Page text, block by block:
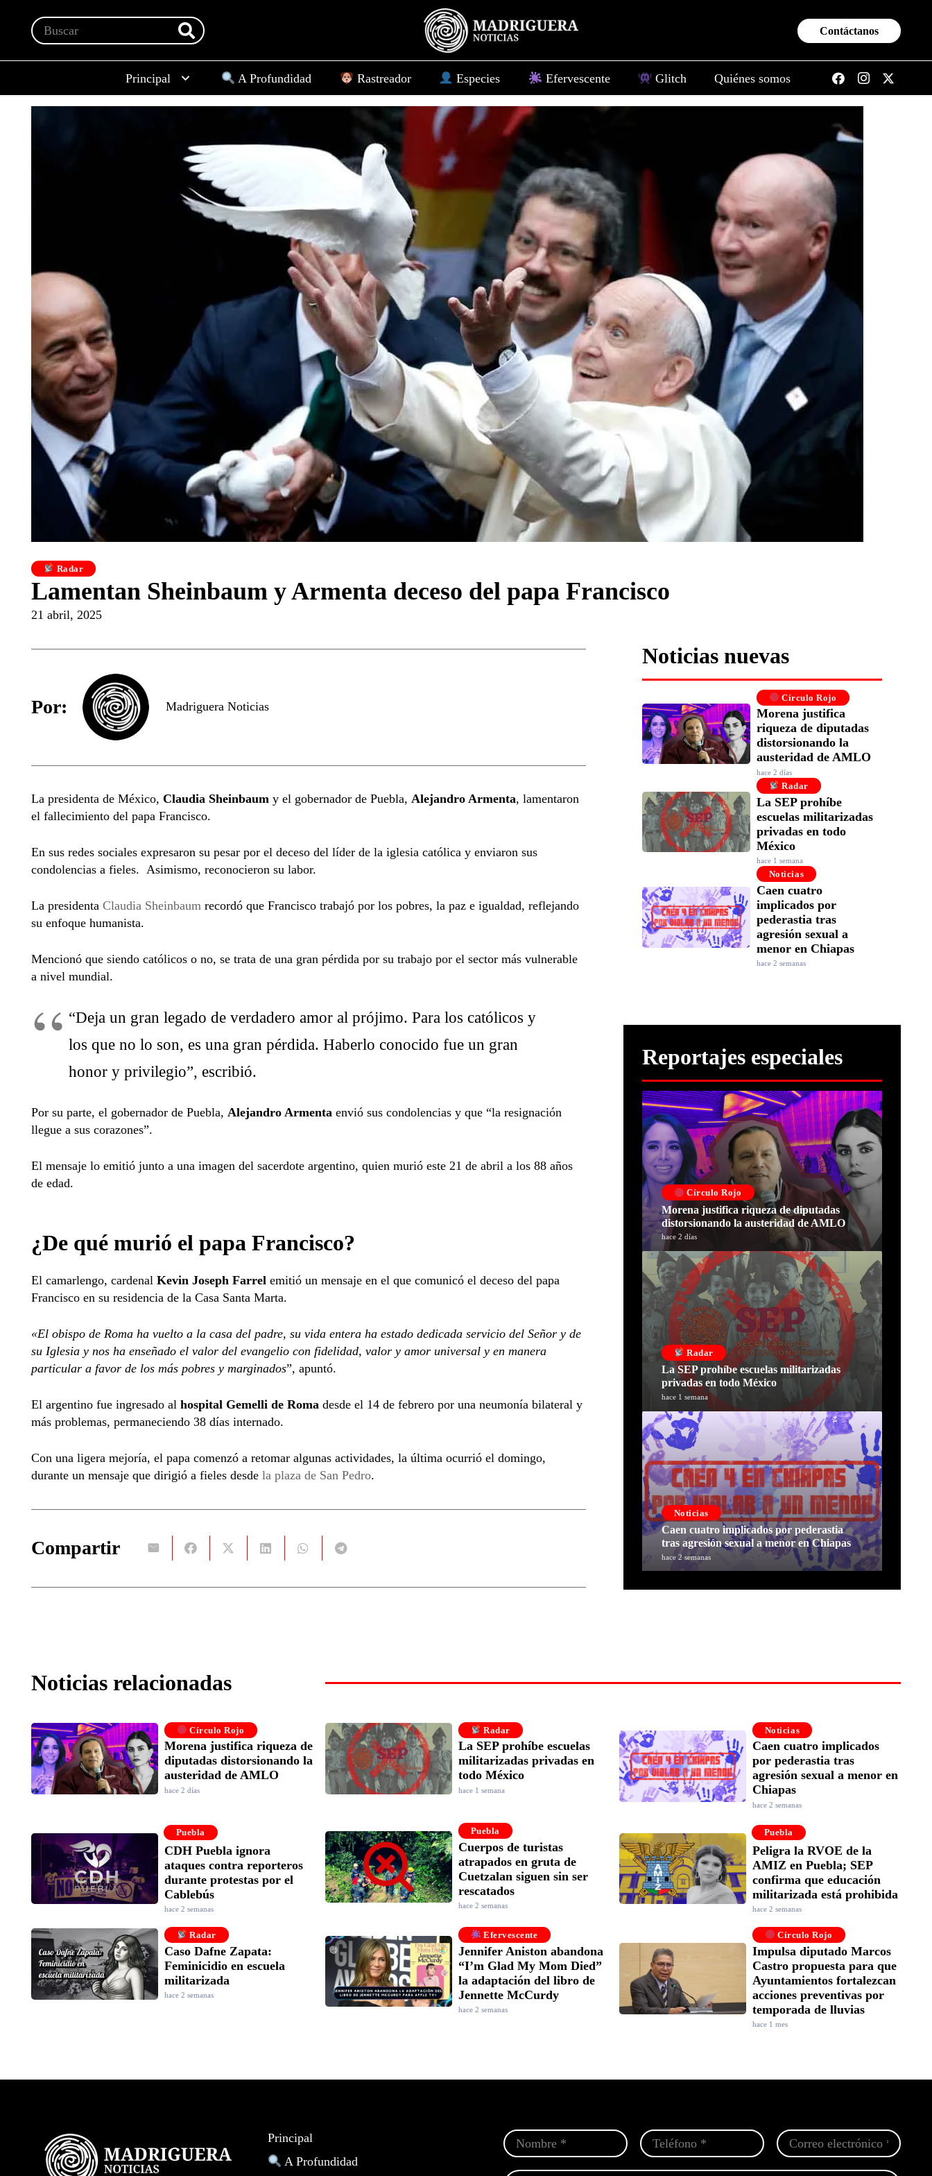
Contáctanos
Principal A Profundidad Rastreador Especies Efervescente Glitch Quiénes somos
Radar
Lamentan Sheinbaum y Armenta deceso del papa Francisco
21 abril, 2025
Por: Madriguera Noticias
La presidenta de México, Claudia Sheinbaum y el gobernador de Puebla, Alejandro Armenta, lamentaron
el fallecimiento del papa Francisco.
En sus redes sociales expresaron su pesar por el deceso del líder de la iglesia católica y enviaron sus
condolencias a fieles. Asimismo, reconocieron su labor.
La presidenta Claudia Sheinbaum recordó que Francisco trabajó por los pobres, la paz e igualdad, reflejando
su enfoque humanista.
Mencionó que siendo católicos o no, se trata de una gran pérdida por su trabajo por el sector más vulnerable
a nivel mundial.
“Deja un gran legado de verdadero amor al prójimo. Para los católicos y
los que no lo son, es una gran pérdida. Haberlo conocido fue un gran
honor y privilegio”, escribió.
Por su parte, el gobernador de Puebla, Alejandro Armenta envió sus condolencias y que “la resignación
llegue a sus corazones”.
El mensaje lo emitió junto a una imagen del sacerdote argentino, quien murió este 21 de abril a los 88 años
de edad.
¿De qué murió el papa Francisco?
El camarlengo, cardenal Kevin Joseph Farrel emitió un mensaje en el que comunicó el deceso del papa
Francisco en su residencia de la Casa Santa Marta.
«El obispo de Roma ha vuelto a la casa del padre, su vida entera ha estado dedicada servicio del Señor y de
su Iglesia y nos ha enseñado el valor del evangelio con fidelidad, valor y amor universal y en manera
particular a favor de los más pobres y marginados”, apuntó.
El argentino fue ingresado al hospital Gemelli de Roma desde el 14 de febrero por una neumonía bilateral y
más problemas, permaneciendo 38 días internado.
Con una ligera mejoría, el papa comenzó a retomar algunas actividades, la última ocurrió el domingo,
durante un mensaje que dirigió a fieles desde la plaza de San Pedro.
Compartir
Noticias nuevas
Círculo Rojo
Morena justifica
riqueza de diputadas
distorsionando la
austeridad de AMLO
hace 2 días
Radar
La SEP prohíbe
escuelas militarizadas
privadas en todo
México
hace 1 semana
Noticias
Caen cuatro
implicados por
pederastia tras
agresión sexual a
menor en Chiapas
hace 2 semanas
Reportajes especiales
Círculo Rojo
Morena justifica riqueza de diputadas
distorsionando la austeridad de AMLO
hace 2 días
Radar
La SEP prohíbe escuelas militarizadas
privadas en todo México
hace 1 semana
Noticias
Caen cuatro implicados por pederastia
tras agresión sexual a menor en Chiapas
hace 2 semanas
Noticias relacionadas
Círculo Rojo
Morena justifica riqueza de
diputadas distorsionando la
austeridad de AMLO
hace 2 días
Radar
La SEP prohíbe escuelas
militarizadas privadas en
todo México
hace 1 semana
Noticias
Caen cuatro implicados
por pederastia tras
agresión sexual a menor en
Chiapas
hace 2 semanas
Puebla
CDH Puebla ignora
ataques contra reporteros
durante protestas por el
Cablebús
hace 2 semanas
Puebla
Cuerpos de turistas
atrapados en gruta de
Cuetzalan siguen sin ser
rescatados
hace 2 semanas
Puebla
Peligra la RVOE de la
AMIZ en Puebla; SEP
confirma que educación
militarizada está prohibida
hace 2 semanas
Radar
Caso Dafne Zapata:
Feminicidio en escuela
militarizada
hace 2 semanas
Efervescente
Jennifer Aniston abandona
“I’m Glad My Mom Died”
la adaptación del libro de
Jennette McCurdy
hace 2 semanas
Círculo Rojo
Impulsa diputado Marcos
Castro propuesta para que
Ayuntamientos fortalezcan
acciones preventivas por
temporada de lluvias
hace 1 mes
Principal
A Profundidad